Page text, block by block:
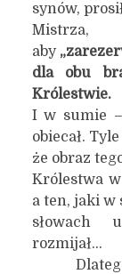
synów,
Mistrza,
aby
dla obu
Królestwie.
I w sumie
obiecał.
że obraz
Królestwa
a ten, jaki w
słowach
rozmijał…